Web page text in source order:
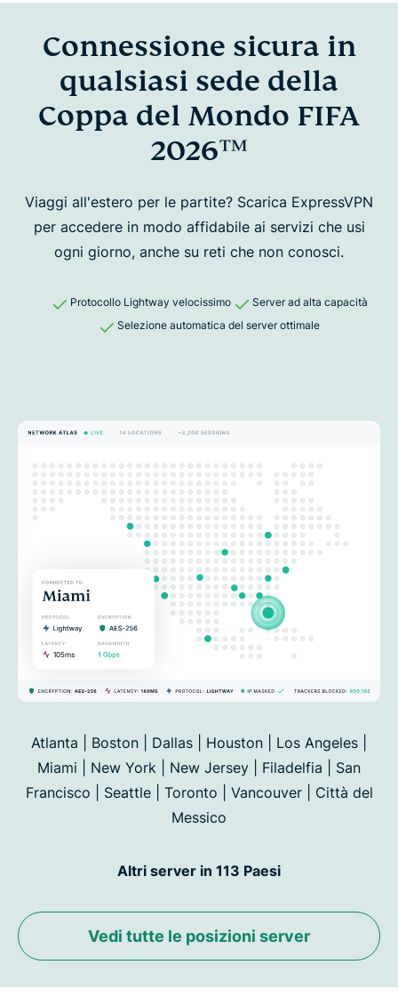
Connessione sicura in
qualsiasi sede della
Coppa del Mondo FIFA
2026™
Viaggi all'estero per le partite? Scarica ExpressVPN
per accedere in modo affidabile ai servizi che usi
ogni giorno, anche su reti che non conosci.
Protocollo Lightway velocissimo
Server ad alta capacità
Selezione automatica del server ottimale
Atlanta | Boston | Dallas | Houston | Los Angeles |
Miami | New York | New Jersey | Filadelfia | San
Francisco | Seattle | Toronto | Vancouver | Città del
Messico
Altri server in 113 Paesi
Vedi tutte le posizioni server